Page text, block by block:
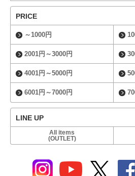
PRICE
～1000円
2001円～3000円
4001円～5000円
6001円～7000円
LINE UP
All items
(OUTLET)